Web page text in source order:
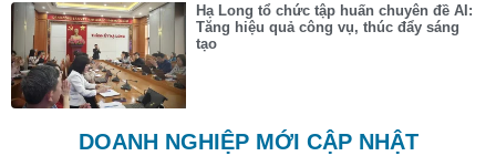
Hạ Long tổ chức tập huấn chuyên đề AI:
Tăng hiệu quả công vụ, thúc đẩy sáng
tạo
DOANH NGHIỆP MỚI CẬP NHẬT